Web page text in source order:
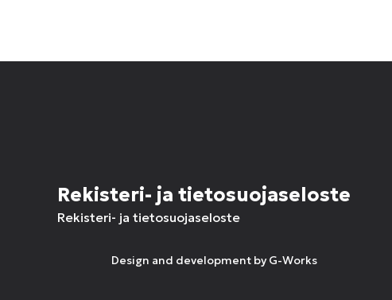
Rekisteri- ja tietosuojaseloste
Rekisteri- ja tietosuojaseloste
Design and development by G-Works